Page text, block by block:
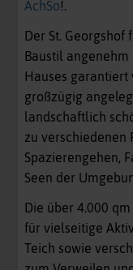
AchSo!.
Der St.
Baustil angenehm
Hauses garantiert
großzügig
landschaftlich
zu verschiedenen
Spazierengehen,
Seen der
Die über 4.000
für vielseitige
Teich sowie